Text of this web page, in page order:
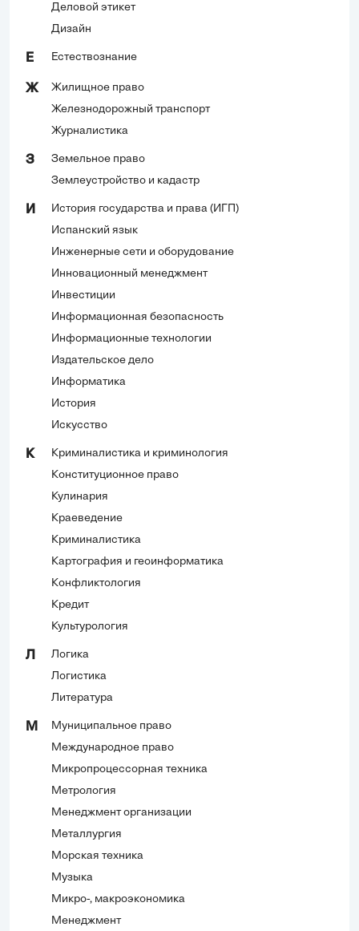
Деловой этикет
Дизайн
Е Естествознание
Ж
Жилищное право
Железнодорожный транспорт
Журналистика
З
Земельное право
Землеустройство и кадастр
И
История государства и права (ИГП)
Испанский язык
Инженерные сети и оборудование
Инновационный менеджмент
Инвестиции
Информационная безопасность
Информационные технологии
Издательское дело
Информатика
История
Искусство
К
Криминалистика и криминология
Конституционное право
Кулинария
Краеведение
Криминалистика
Картография и геоинформатика
Конфликтология
Кредит
Культурология
Л
Логика
Логистика
Литература
М
Муниципальное право
Международное право
Микропроцессорная техника
Метрология
Менеджмент организации
Металлургия
Морская техника
Музыка
Микро-, макроэкономика
Менеджмент